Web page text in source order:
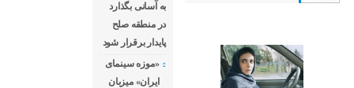
گرفت. به گزارش
پلان نیوز به نقل از
به آسانی بگذارد
در منطقه صلح
پایدار برقرار شود
«موزه سینمای
ایران» میزبان